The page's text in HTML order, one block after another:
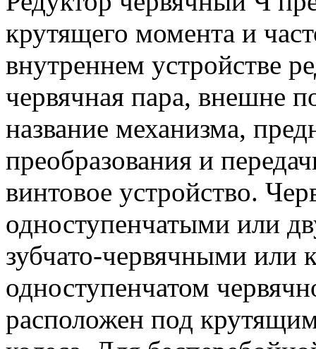
крутящего момента и
внутреннем устройстве
червячная пара, внешне
название механизма,
преобразования и
винтовое устройство.
одноступенчатыми или
зубчато-червячными
одноступенчатом
расположен под